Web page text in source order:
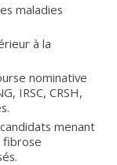
maladies
à la
nominative
IRSC, CRSH,
menant
fibrose